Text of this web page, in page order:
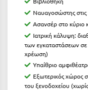
Λουτρά Υπάτης
Λουτράκι
Λούτσα
Ναυαγοσώστης στις
Ασανσέρ στο κύριο
Ιατρική κάλυψη:
των εγκαταστάσεων σε
χρέωση)
Υπαίθριο
Εξωτερικός χώρος
του ξενοδοχείου